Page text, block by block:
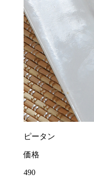
ピータン
価格
490